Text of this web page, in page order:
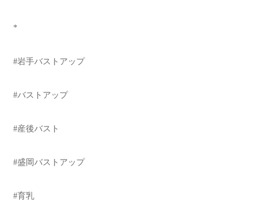
*
#岩手バストアップ
#バストアップ
#産後バスト
#盛岡バストアップ
#育乳